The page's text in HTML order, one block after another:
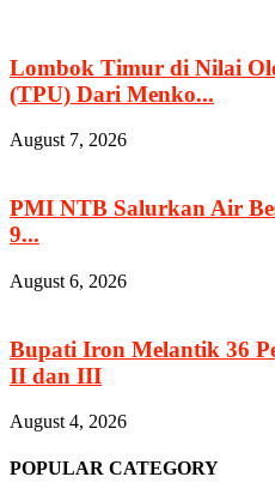
Lombok Timur di Nilai
(TPU) Dari Menko...
August 7, 2026
PMI NTB Salurkan Air
9...
August 6, 2026
Bupati Iron Melantik 36
II dan III
August 4, 2026
POPULAR CATEGORY